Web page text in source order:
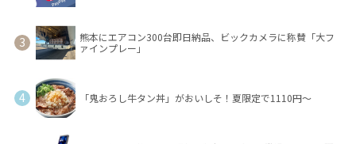
熊本にエアコン300台即日納品、ビックカメラに称賛「大フ
ァインプレー」
「鬼おろし牛タン丼」がおいしそ！夏限定で1110円～